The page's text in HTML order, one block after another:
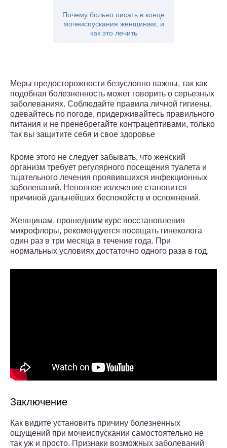
Почему больно писать в конце
мочеиспускания женщинам, и
как это лечить
Меры предосторожности безусловно важны, так как
подобная болезненность может говорить о серьезных
заболеваниях. Соблюдайте правила личной гигиены,
одевайтесь по погоде, придерживайтесь правильного
питания и не пренебрегайте контрацептивами, только
так вы защитите себя и свое здоровье
Кроме этого не следует забывать, что женский
организм требует регулярного посещения туалета и
тщательного лечения проявившихся инфекционных
заболеваний. Неполное излечение становится
причиной дальнейших беспокойств и осложнений.
Женщинам, прошедшим курс восстановления
микрофлоры, рекомендуется посещать гинеколога
один раз в три месяца в течение года. При
нормальных условиях достаточно одного раза в год.
Заключение
Как видите установить причину болезненных
ощущений при мочеиспускании самостоятельно не
так уж и просто. Признаки возможных заболеваний